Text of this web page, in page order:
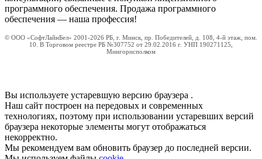
программного обеспечения. Продажа программного
обеспечения — наша профессия!
© ООО «СофтЛайнБел» 2001-2026 РБ, г. Минск, пр. Победителей, д. 108, 4-й этаж, пом.
10. В Торговом реестре РБ №307752 от 29.02.2016 г. УНП 190271125,
Мингорисполком
Вы используете устаревшую версию браузера .
Наш сайт построен на передовых и современных
технологиях, поэтому при использовании устаревших версий
браузера некоторые элементы могут отображаться
некорректно.
Мы рекомендуем вам обновить браузер до последней версии.